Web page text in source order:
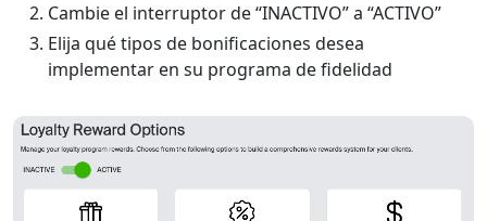
Cambie el interruptor de “INACTIVO” a “ACTIVO”
Elija qué tipos de bonificaciones desea
implementar en su programa de fidelidad